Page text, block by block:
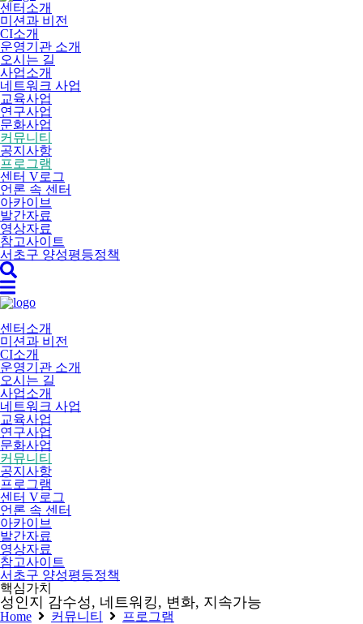
센터소개
미션과 비전
CI소개
운영기관 소개
오시는 길
사업소개
네트워크 사업
교육사업
연구사업
문화사업
커뮤니티
공지사항
프로그램
센터 V로그
언론 속 센터
아카이브
발간자료
영상자료
참고사이트
서초구 양성평등정책
센터소개
미션과 비전
CI소개
운영기관 소개
오시는 길
사업소개
네트워크 사업
교육사업
연구사업
문화사업
커뮤니티
공지사항
프로그램
센터 V로그
언론 속 센터
아카이브
발간자료
영상자료
참고사이트
서초구 양성평등정책
핵심가치
성인지 감수성, 네트워킹, 변화, 지속가능
Home 커뮤니티 프로그램